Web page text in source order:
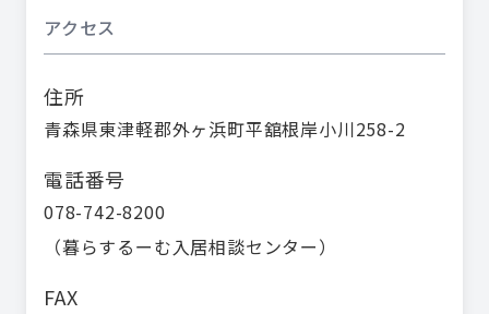
アクセス
住所
青森県東津軽郡外ヶ浜町平舘根岸小川258-2
電話番号
078-742-8200
（暮らするーむ入居相談センター）
FAX